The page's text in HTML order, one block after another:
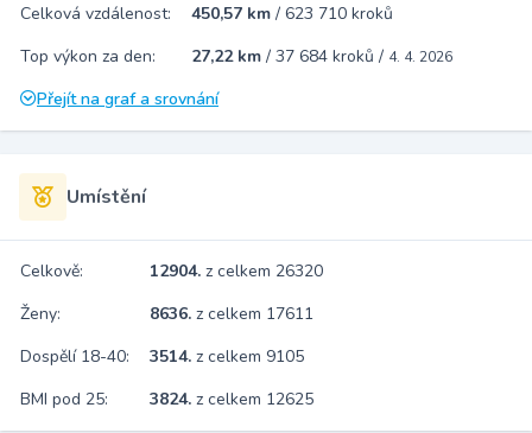
Celková vzdálenost:
450,57 km / 623 710 kroků
Top výkon za den:
27,22 km / 37 684 kroků / 4. 4. 2026
Přejít na graf a srovnání
Umístění
Celkově: 12904. z celkem 26320
Ženy:
8636. z celkem 17611
Dospělí 18-40:
3514. z celkem 9105
BMI pod 25:
3824. z celkem 12625